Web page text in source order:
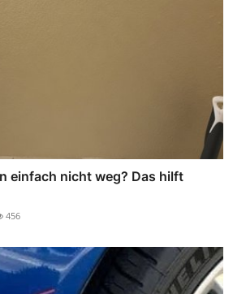
einfach nicht weg? Das hilft
456